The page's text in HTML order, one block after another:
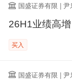
国盛证券有限 | 尹
26H1业绩高
买入
国盛证券有限 | 尹